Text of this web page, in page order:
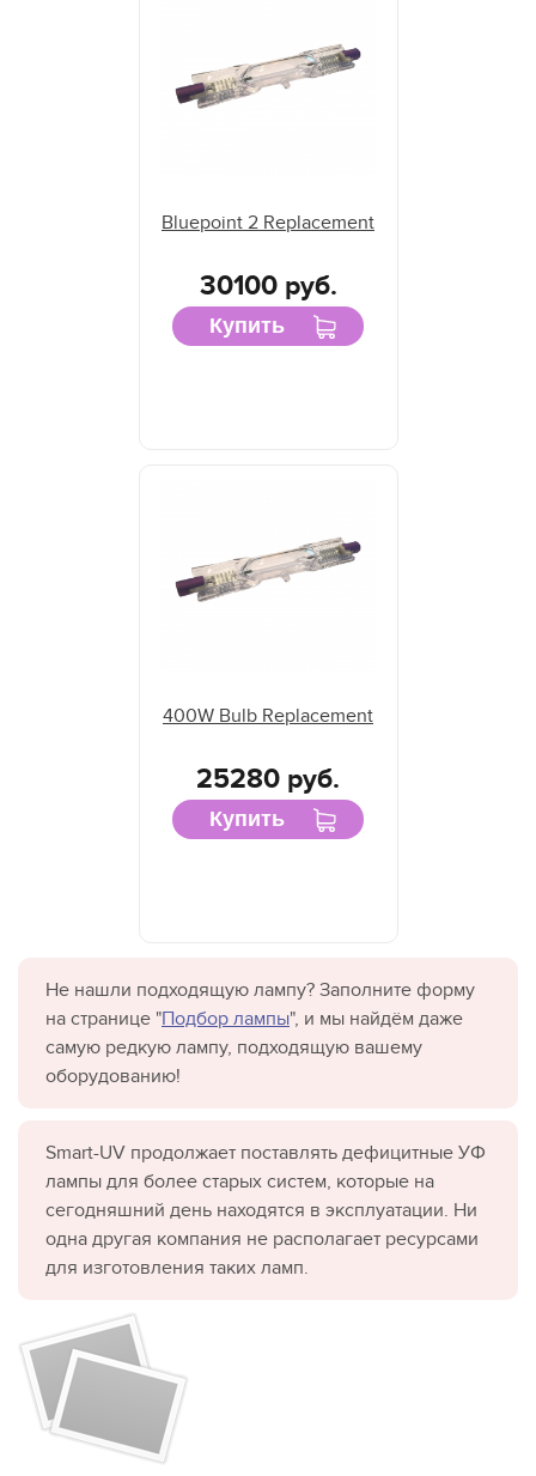
Bluepoint 2 Replacement
30100 руб.
Купить
400W Bulb Replacement
25280 руб.
Купить
Не нашли подходящую лампу? Заполните форму
на странице "Подбор лампы", и мы найдём даже
самую редкую лампу, подходящую вашему
оборудованию!
Smart-UV продолжает поставлять дефицитные УФ
лампы для более старых систем, которые на
сегодняшний день находятся в эксплуатации. Ни
одна другая компания не располагает ресурсами
для изготовления таких ламп.